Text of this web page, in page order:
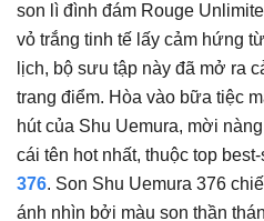
son lì đình đám Rouge
vỏ trắng tinh tế lấy cảm hứng
lịch, bộ sưu tập này đã mở ra
trang điểm. Hòa vào bữa tiệc
hút của Shu Uemura, mời
cái tên hot nhất, thuộc top
376. Son Shu Uemura 376
ánh nhìn bởi màu son thần